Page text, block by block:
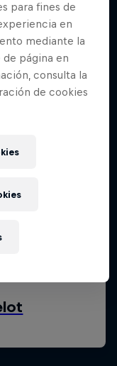
para fines de
en
mediante la
página en
consulta la
de cookies